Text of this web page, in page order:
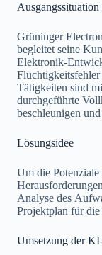
Ausgangssituation
Grüninger
begleitet seine
Elektronik-
Flüchtigkeitsfehler
Tätigkeiten sind
durchgeführte
beschleunigen
Lösungsidee
Um die
Analyse des
Projektplan für
Umsetzung der